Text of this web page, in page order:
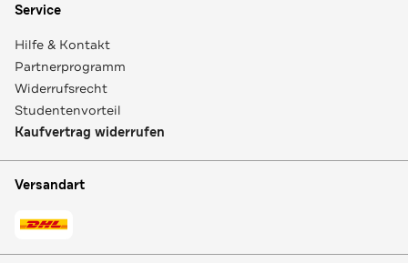
Service
Hilfe & Kontakt
Partnerprogramm
Widerrufsrecht
Studentenvorteil
Kaufvertrag widerrufen
Versandart